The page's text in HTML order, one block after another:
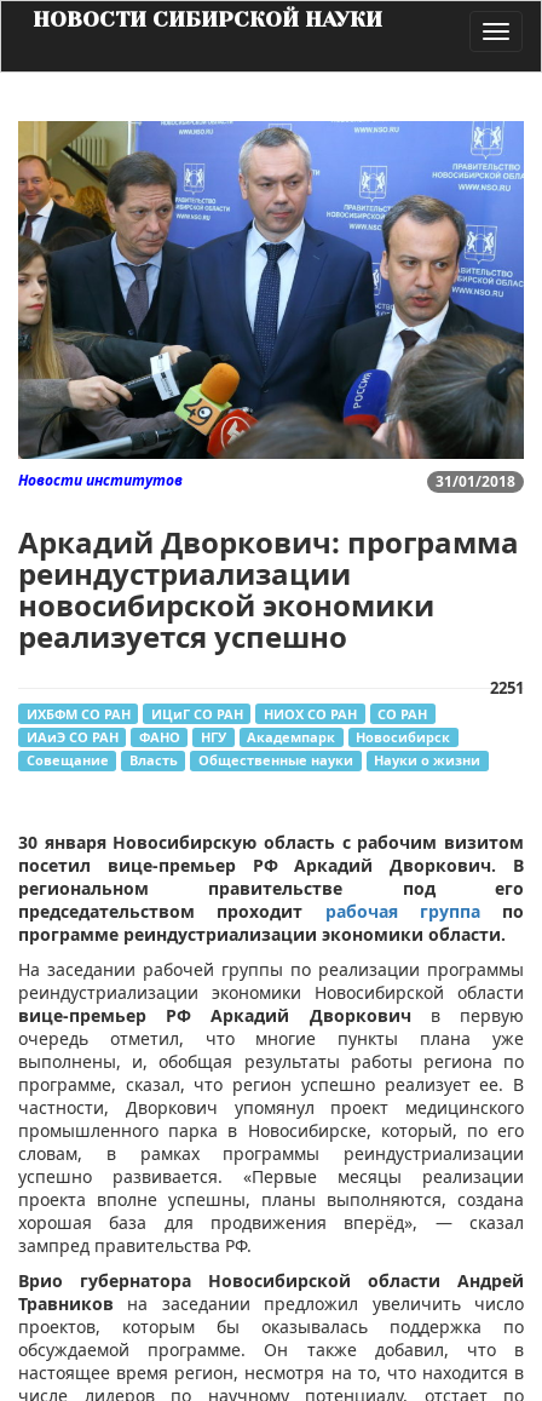
НОВОСТИ СИБИРСКОЙ НАУКИ
31/01/2018
Новости институтов
Аркадий Дворкович: программа
реиндустриализации
новосибирской экономики
реализуется успешно
2251
ИХБФМ СО РАН ИЦиГ СО РАН НИОХ СО РАН
СО РАН
ИАиЭ СО РАН
ФАНО НГУ Академпарк
Новосибирск
Совещание
Власть Общественные науки Науки о жизни
30 января Новосибирскую область с рабочим визитом
посетил вице-премьер РФ Аркадий Дворкович. В
региональном правительстве под его
председательством проходит
рабочая группа
по
программе реиндустриализации экономики области.
На заседании рабочей группы по реализации программы
реиндустриализации экономики Новосибирской области
вице-премьер РФ Аркадий Дворкович в первую
очередь отметил, что многие пункты плана уже
выполнены, и, обобщая результаты работы региона по
программе, сказал, что регион успешно реализует ее. В
частности, Дворкович упомянул проект медицинского
промышленного парка в Новосибирске, который, по его
словам, в рамках программы реиндустриализации
успешно развивается. «Первые месяцы реализации
проекта вполне успешны, планы выполняются, создана
хорошая база для продвижения вперёд», — сказал
зампред правительства РФ.
Врио губернатора Новосибирской области Андрей
Травников на заседании предложил увеличить число
проектов, которым бы оказывалась поддержка по
обсуждаемой программе. Он также добавил, что в
настоящее время регион, несмотря на то, что находится в
числе лидеров по научному потенциалу, отстает по